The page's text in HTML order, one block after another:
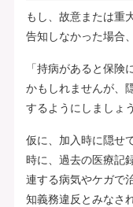
もし、故意または重
告知しなかった場合
「持病があると保
かもしれませんが、
するようにしましょう
仮に、加入時に隠せ
時に、過去の医療記
連する病気やケガで
知義務違反とみなさ